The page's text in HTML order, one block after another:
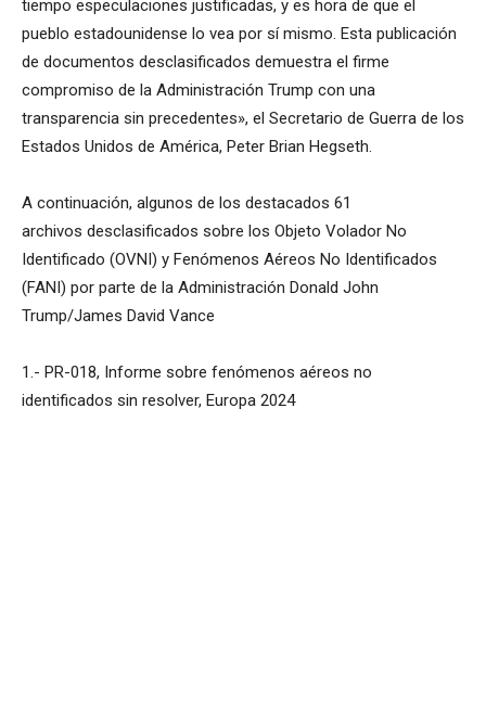
tiempo especulaciones justificadas, y es hora de que el
pueblo estadounidense lo vea por sí mismo. Esta publicación
de documentos desclasificados demuestra el firme
compromiso de la Administración Trump con una
transparencia sin precedentes», el Secretario de Guerra de los
Estados Unidos de América, Peter Brian Hegseth.
A continuación, algunos de los destacados 61
archivos desclasificados sobre los Objeto Volador No
Identificado (OVNI) y Fenómenos Aéreos No Identificados
(FANI) por parte de la Administración Donald John
Trump/James David Vance
1.- PR-018, Informe sobre fenómenos aéreos no
identificados sin resolver, Europa 2024